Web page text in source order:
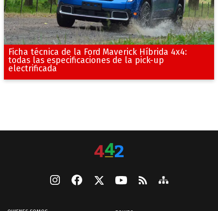
Ficha técnica de la Ford Maverick Híbrida 4x4:
todas las especificaciones de la pick-up
electrificada